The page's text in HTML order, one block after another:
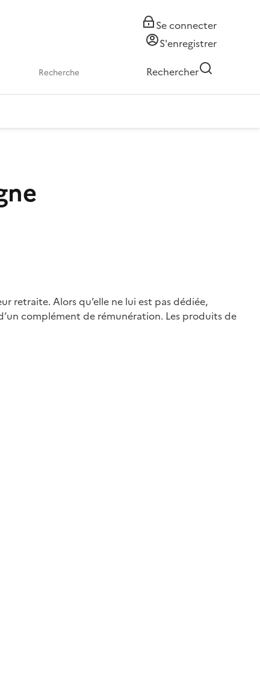
Se connecter
S'enregistrer
Rechercher
retraite. Alors qu’elle ne lui est pas dédiée,
complément de rémunération. Les produits de